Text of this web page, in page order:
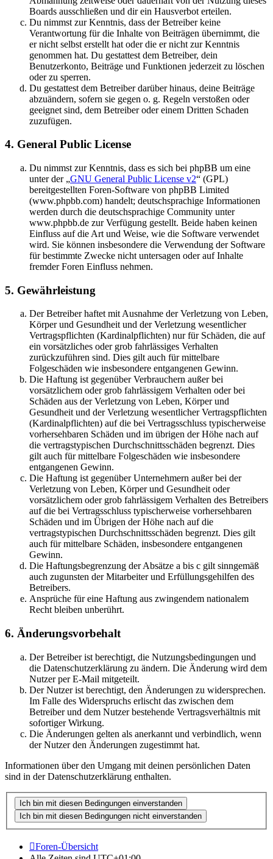
Boards ausschließen und dir ein Hausverbot erteilen.
Du nimmst zur Kenntnis, dass der Betreiber keine
Verantwortung für die Inhalte von Beiträgen übernimmt, die
er nicht selbst erstellt hat oder die er nicht zur Kenntnis
genommen hat. Du gestattest dem Betreiber, dein
Benutzerkonto, Beiträge und Funktionen jederzeit zu löschen
oder zu sperren.
Du gestattest dem Betreiber darüber hinaus, deine Beiträge
abzuändern, sofern sie gegen o. g. Regeln verstoßen oder
geeignet sind, dem Betreiber oder einem Dritten Schaden
zuzufügen.
4. General Public License
Du nimmst zur Kenntnis, dass es sich bei phpBB um eine
unter der „GNU General Public License v2“ (GPL)
bereitgestellten Foren-Software von phpBB Limited
(www.phpbb.com) handelt; deutschsprachige Informationen
werden durch die deutschsprachige Community unter
www.phpbb.de zur Verfügung gestellt. Beide haben keinen
Einfluss auf die Art und Weise, wie die Software verwendet
wird. Sie können insbesondere die Verwendung der Software
für bestimmte Zwecke nicht untersagen oder auf Inhalte
fremder Foren Einfluss nehmen.
5. Gewährleistung
Der Betreiber haftet mit Ausnahme der Verletzung von Leben,
Körper und Gesundheit und der Verletzung wesentlicher
Vertragspflichten (Kardinalpflichten) nur für Schäden, die auf
ein vorsätzliches oder grob fahrlässiges Verhalten
zurückzuführen sind. Dies gilt auch für mittelbare
Folgeschäden wie insbesondere entgangenen Gewinn.
Die Haftung ist gegenüber Verbrauchern außer bei
vorsätzlichem oder grob fahrlässigem Verhalten oder bei
Schäden aus der Verletzung von Leben, Körper und
Gesundheit und der Verletzung wesentlicher Vertragspflichten
(Kardinalpflichten) auf die bei Vertragsschluss typischerweise
vorhersehbaren Schäden und im übrigen der Höhe nach auf
die vertragstypischen Durchschnittsschäden begrenzt. Dies
gilt auch für mittelbare Folgeschäden wie insbesondere
entgangenen Gewinn.
Die Haftung ist gegenüber Unternehmern außer bei der
Verletzung von Leben, Körper und Gesundheit oder
vorsätzlichem oder grob fahrlässigem Verhalten des Betreibers
auf die bei Vertragsschluss typischerweise vorhersehbaren
Schäden und im Übrigen der Höhe nach auf die
vertragstypischen Durchschnittsschäden begrenzt. Dies gilt
auch für mittelbare Schäden, insbesondere entgangenen
Gewinn.
Die Haftungsbegrenzung der Absätze a bis c gilt sinngemäß
auch zugunsten der Mitarbeiter und Erfüllungsgehilfen des
Betreibers.
Ansprüche für eine Haftung aus zwingendem nationalem
Recht bleiben unberührt.
6. Änderungsvorbehalt
Der Betreiber ist berechtigt, die Nutzungsbedingungen und
die Datenschutzerklärung zu ändern. Die Änderung wird dem
Nutzer per E-Mail mitgeteilt.
Der Nutzer ist berechtigt, den Änderungen zu widersprechen.
Im Falle des Widerspruchs erlischt das zwischen dem
Betreiber und dem Nutzer bestehende Vertragsverhältnis mit
sofortiger Wirkung.
Die Änderungen gelten als anerkannt und verbindlich, wenn
der Nutzer den Änderungen zugestimmt hat.
Informationen über den Umgang mit deinen persönlichen Daten
sind in der Datenschutzerklärung enthalten.
Foren-Übersicht